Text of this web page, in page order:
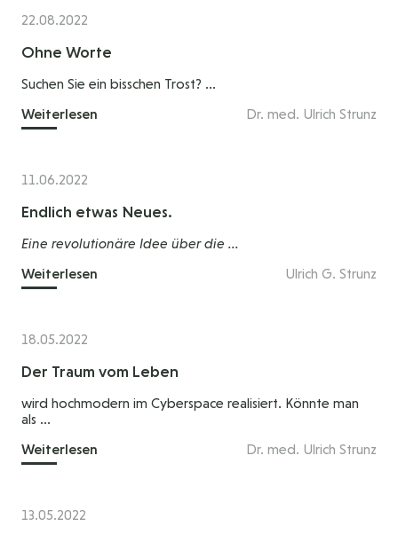
22.08.2022
Ohne Worte
Suchen Sie ein bisschen Trost? ...
Weiterlesen
Dr. med. Ulrich Strunz
11.06.2022
Endlich etwas Neues.
Eine revolutionäre Idee über die ...
Weiterlesen
Ulrich G. Strunz
18.05.2022
Der Traum vom Leben
wird hochmodern im Cyberspace realisiert. Könnte man
als ...
Weiterlesen
Dr. med. Ulrich Strunz
13.05.2022